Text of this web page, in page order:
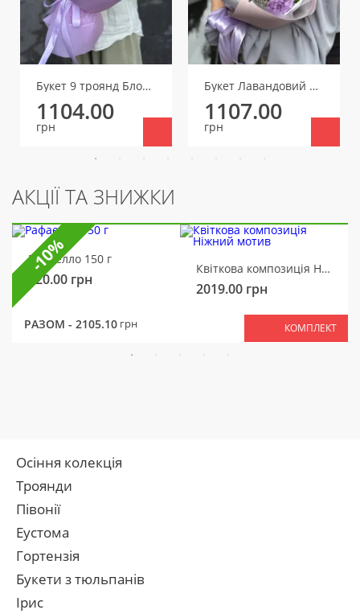
Букет 9 троянд Блоссом Баблс
1104.00
грн
Букет Лавандовий фіолет
1107.00
грн
АКЦІЇ ТА ЗНИЖКИ
Рафаелло 150 г
320.00 грн
Квіткова композиція Ніжний мотив
2019.00 грн
РАЗОМ - 2105.10 грн КОМПЛЕКТ
-10%
Осіння колекція
Троянди
Півонії
Еустома
Гортензія
Букети з тюльпанів
Ірис